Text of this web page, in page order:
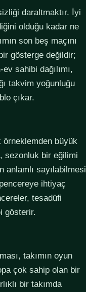
daraltmaktır. İyi
olduğu kadar ne
son beş maçını
gösterge değildir;
sahibi dağılımı,
takvim yoğunluğu
çıkar.
örneklemden büyük
sezonluk bir eğilimi
sayılabilmesi
ihtiyaç
tesadüfi
gösterir.
takımın oyun
çok sahip olan bir
bir takımda